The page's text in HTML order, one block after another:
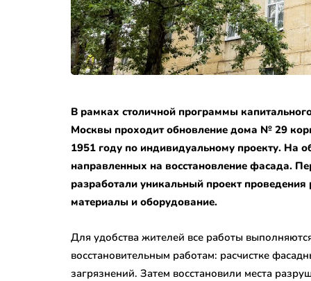
В рамках столичной программы
Москвы проходит обновление дома № 29
1951 году по индивидуальному проекту. На
направленных на восстановление фасада.
разработали уникальный проект
материалы и оборудование.
Для удобства жителей все работы
восстановительным работам: расчистке
загрязнений. Затем восстановили места